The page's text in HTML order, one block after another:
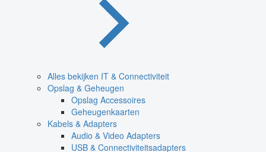
Alles bekijken IT & Connectiviteit
Opslag & Geheugen
Opslag Accessoires
Geheugenkaarten
Kabels & Adapters
Audio & Video Adapters
USB & Connectiviteitsadapters